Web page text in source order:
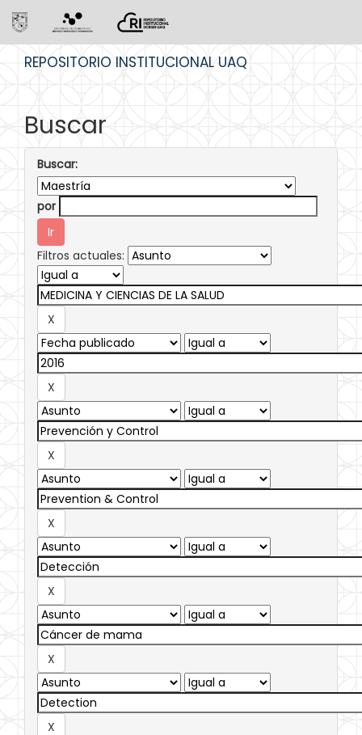
REPOSITORIO INSTITUCIONAL UAQ
Buscar
Buscar:
por
Filtros actuales: